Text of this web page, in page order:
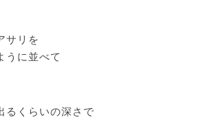
サリを
うに並べて
るくらいの深さで